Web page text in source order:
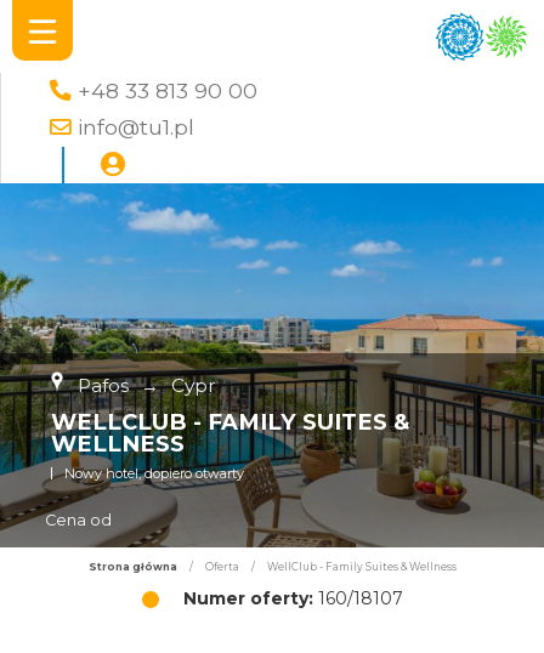
+48 33 813 90 00
info@tu1.pl
Pafos → Cypr
WELLCLUB - FAMILY SUITES &
WELLNESS
Nowy hotel, dopiero otwarty
Cena od
Strona główna / Oferta / WellClub - Family Suites & Wellness
Numer oferty:160/18107